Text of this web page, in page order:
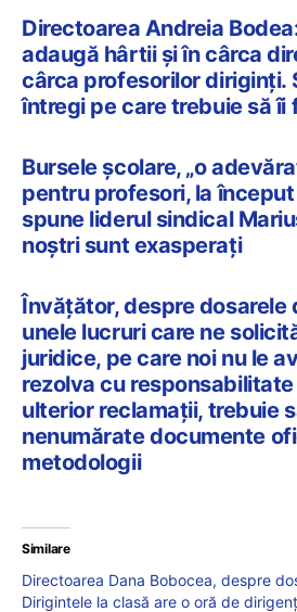
Directoarea Andreia
adaugă hârtii și în cârca
cârca profesorilor diriginți.
întregi pe care trebuie să îi
Bursele școlare, „o
pentru profesori, la
spune liderul sindical
noștri sunt exasperați
Învățător, despre dosarele
unele lucruri care ne
juridice, pe care noi nu le
rezolva cu responsabilitate
ulterior reclamații, trebuie
nenumărate documente
metodologii
Similare
Directoarea Dana Bobocea, despre
Dirigintele la clasă are o oră de